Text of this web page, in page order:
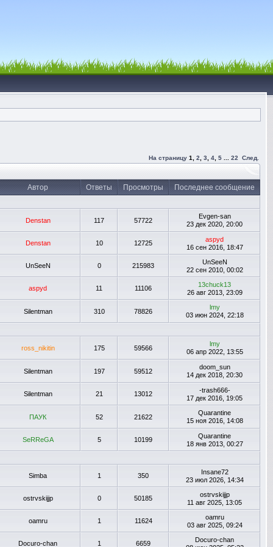
На страницу 1 2 3 4 5 22 След.
Автор Ответы Просмотры Последнее сообщение
Denstan 117 57722
Evgen-san
23 дек 2020, 20:00
Denstan 10 12725
aspyd
16 сен 2016, 18:47
UnSeeN 0 215983
UnSeeN
22 сен 2010, 00:02
aspyd 11 11106
13chuck13
26 авг 2013, 23:09
Silentman 310 78826
lmy
03 июн 2024, 22:18
ross_nikitin 175 59566
lmy
06 апр 2022, 13:55
Silentman 197 59512
doom_sun
14 дек 2018, 20:30
Silentman 21 13012
-trash666-
17 дек 2016, 19:05
ПАУК 52 21622
Quarantine
15 ноя 2016, 14:08
SeRReGA 5 10199
Quarantine
18 янв 2013, 00:27
Simba 1 350
Insane72
23 июл 2026, 14:34
ostrvskijjp 0 50185
ostrvskijjp
11 авг 2025, 13:05
oamru 1 11624
oamru
03 авг 2025, 09:24
Docuro-chan 1 6659
Docuro-chan